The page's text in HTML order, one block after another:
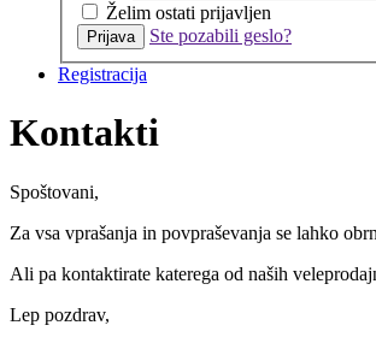
Želim ostati prijavljen
Ste pozabili geslo?
Registracija
Kontakti
Spoštovani,
Za vsa vprašanja in povpraševanja se lahko
Ali pa kontaktirate katerega od naših
Lep pozdrav,